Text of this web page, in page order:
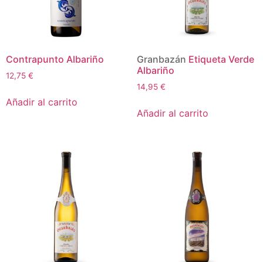
Contrapunto Albariño
12,75 €
Añadir al carrito
Granbazán Etiqueta Verde
Albariño
14,95 €
Añadir al carrito